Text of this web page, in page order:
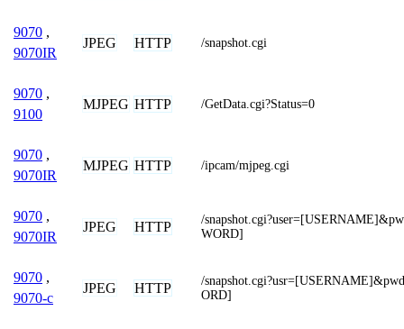
9070 ,
9070IR
JPEG HTTP /snapshot.cgi
9070 ,
9100
MJPEG HTTP /GetData.cgi?Status=0
9070 ,
9070IR
MJPEG HTTP /ipcam/mjpeg.cgi
9070 ,
9070IR
JPEG HTTP
/
WORD]
9070 ,
9070-c
JPEG HTTP
/
ORD]